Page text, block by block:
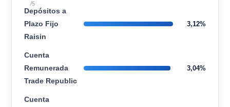
/5
Depósitos a
Plazo Fijo
Raisin
3,12%
Cuenta
Remunerada
Trade Republic
3,04%
Cuenta